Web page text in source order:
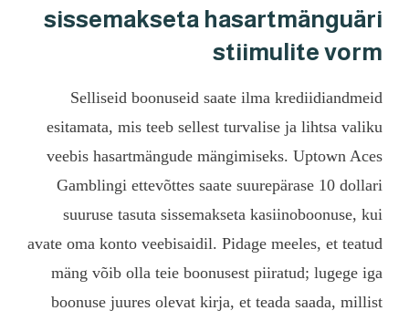
Selliseid
esitamata, mis teeb
veebis hasartmängude
Gamblingi ettevõttes
suuruse tasuta
avate oma konto
mäng võib olla teie
boonuse juures olevat